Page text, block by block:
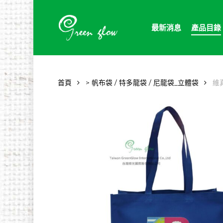
Skip
to
main
content
最新消息 產品目錄
首頁 > 帆布袋 / 特多龍袋 / 尼龍袋_立體袋 維